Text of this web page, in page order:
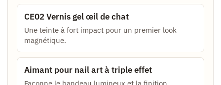
CE02 Vernis gel œil de chat
Une teinte à fort impact pour un premier look
magnétique.
Aimant pour nail art à triple effet